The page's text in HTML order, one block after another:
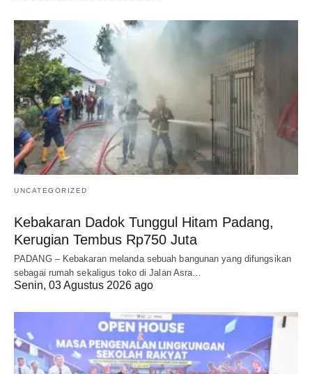
UNCATEGORIZED
Kebakaran Dadok Tunggul Hitam Padang,
Kerugian Tembus Rp750 Juta
PADANG – Kebakaran melanda sebuah bangunan yang difungsikan
sebagai rumah sekaligus toko di Jalan Asra…
Senin, 03 Agustus 2026 ago